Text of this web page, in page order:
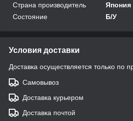
Страна производитель
Япония
Состояние
Б/У
Условия доставки
Доставка осуществляется только по
Самовывоз
Доставка курьером
Доставка почтой